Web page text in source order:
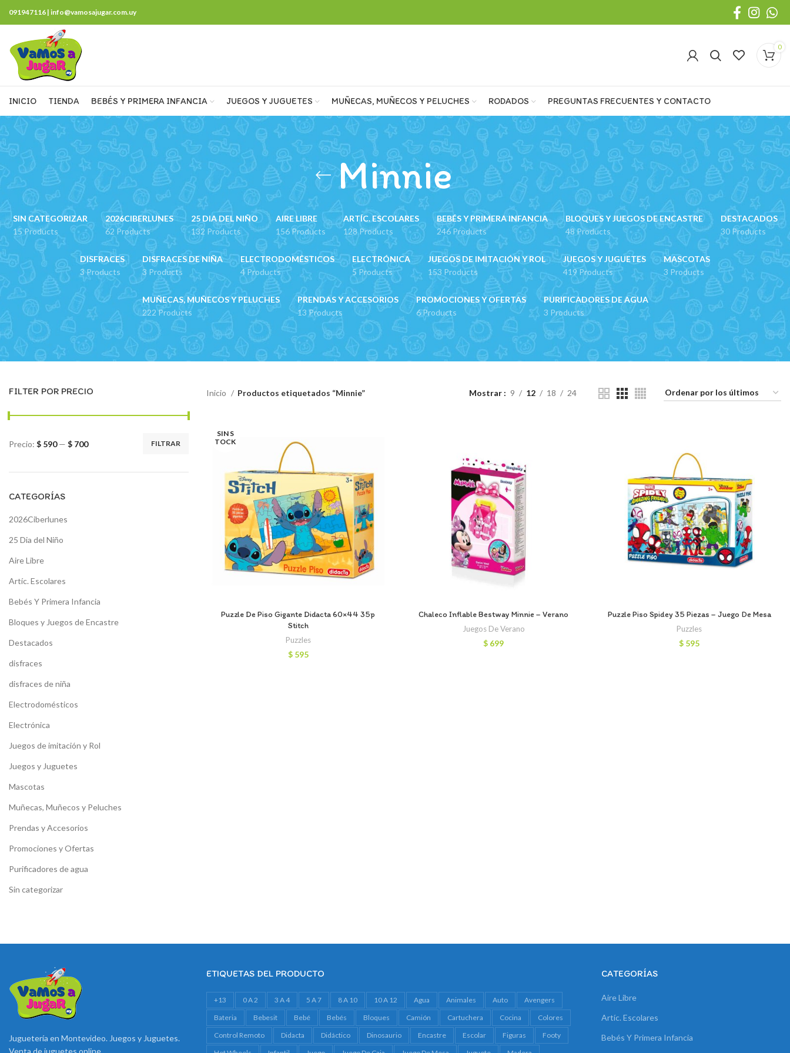
091947116 | info@vamosajugar.com.uy
0
INICIO TIENDA BEBÉS Y PRIMERA INFANCIA JUEGOS Y JUGUETES MUÑECAS, MUÑECOS Y PELUCHES RODADOS PREGUNTAS FRECUENTES Y CONTACTO
Minnie
SIN CATEGORIZAR
15 Products
2026CIBERLUNES
62 Products
25 DIA DEL NIÑO
132 Products
AIRE LIBRE
156 Products
ARTÍC. ESCOLARES
128 Products
BEBÉS Y PRIMERA INFANCIA
246 Products
BLOQUES Y JUEGOS DE ENCASTRE
48 Products
DESTACADOS
30 Products
DISFRACES
3 Products
DISFRACES DE NIÑA
3 Products
ELECTRODOMÉSTICOS
4 Products
ELECTRÓNICA
5 Products
JUEGOS DE IMITACIÓN Y ROL
153 Products
JUEGOS Y JUGUETES
419 Products
MASCOTAS
3 Products
MUÑECAS, MUÑECOS Y PELUCHES
222 Products
PRENDAS Y ACCESORIOS
13 Products
PROMOCIONES Y OFERTAS
6 Products
PURIFICADORES DE AGUA
3 Products
FILTER POR PRECIO
FILTRAR
Precio: $ 590— $ 700
CATEGORÍAS
2026Ciberlunes
25 Dia del Niño
Aire Libre
Artíc. Escolares
Bebés Y Primera Infancia
Bloques y Juegos de Encastre
Destacados
disfraces
disfraces de niña
Electrodomésticos
Electrónica
Juegos de imitación y Rol
Juegos y Juguetes
Mascotas
Muñecas, Muñecos y Peluches
Prendas y Accesorios
Promociones y Ofertas
Purificadores de agua
Sin categorizar
Inicio Productos etiquetados “Minnie” Mostrar 9 12 18 24
SIN S
TOCK
Puzzle De Piso Gigante Didacta 60×44 35p
Stitch
Puzzles
$595
Chaleco Inflable Bestway Minnie – Verano
Juegos De Verano
$ 699
Puzzle Piso Spidey 35 Piezas – Juego De Mesa
Puzzles
$ 595
Juguetería en Montevideo. Juegos y Juguetes.
Venta de juguetes online
ETIQUETAS DEL PRODUCTO
+13 0 A 2 3 A 4 5 A 7 8 A 10 10 A 12 Agua Animales Auto
Avengers
Bateria
Bebesit Bebé Bebés Bloques Camión Cartuchera Cocina
Colores
Control Remoto
Didacta Didáctico Dinosaurio Encastre Escolar Figuras
Footy
CATEGORÍAS
Aire Libre
Artíc. Escolares
Bebés Y Primera Infancia